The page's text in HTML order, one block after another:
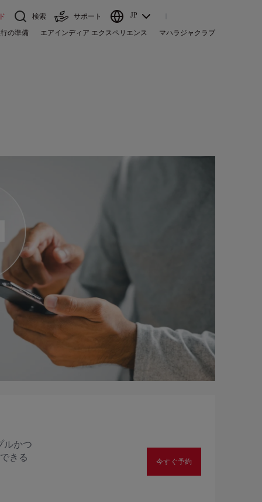
検索 サポート JP
行の準備 エアインディア エクスペリエンス マハラジャクラブ
ルかつ
きる
今すぐ予約